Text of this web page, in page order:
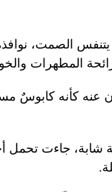
الصمت، نوافذه
المطهرات
عنه كأنه كابوسٌ
شابة، جاءت تحمل